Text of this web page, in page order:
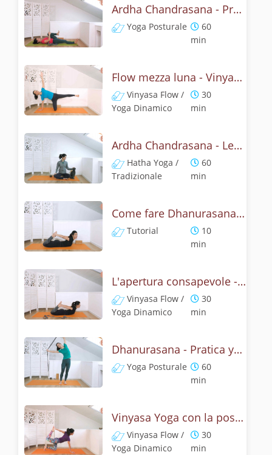
Ardha Chandrasana - Pratica yoga con l'anatomia della mezza luna
Yoga Posturale
60
min
Flow mezza luna - Vinyasa yoga con ardha chandrasana
Vinyasa Flow /
Yoga Dinamico
30
min
Ardha Chandrasana - Lezione yoga con la storia della mezza luna
Hatha Yoga /
Tradizionale
60
min
Come fare Dhanurasana, la posizione dell' arco? Tutorial
Tutorial
10
min
L'apertura consapevole - Pratica con dhanurasana
Vinyasa Flow /
Yoga Dinamico
30
min
Dhanurasana - Pratica yoga con la tecnica dell'arco
Yoga Posturale
60
min
Vinyasa Yoga con la posizione dell' arco - Dhanurasana Flow
Vinyasa Flow /
Yoga Dinamico
30
min